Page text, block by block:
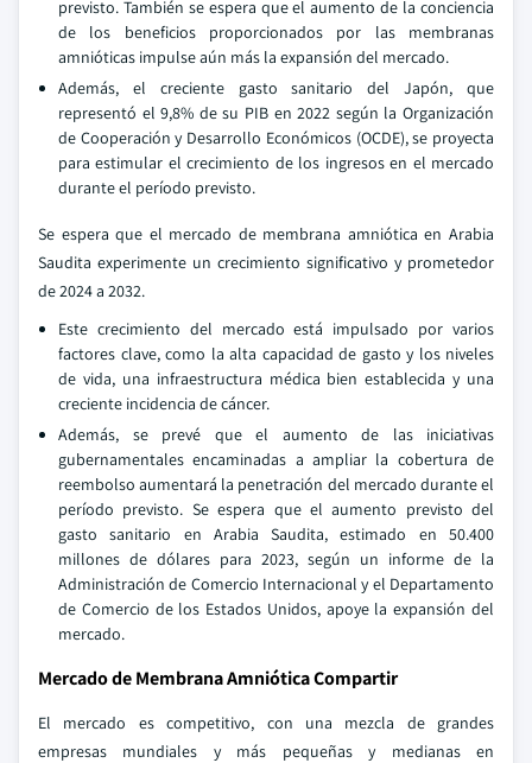
previsto. También se espera que el aumento de la conciencia
de los beneficios proporcionados por las membranas
amnióticas impulse aún más la expansión del mercado.
Además, el creciente gasto sanitario del Japón, que
representó el 9,8% de su PIB en 2022 según la Organización
de Cooperación y Desarrollo Económicos (OCDE), se proyecta
para estimular el crecimiento de los ingresos en el mercado
durante el período previsto.
Se espera que el mercado de membrana amniótica en Arabia
Saudita experimente un crecimiento significativo y prometedor
de 2024 a 2032.
Este crecimiento del mercado está impulsado por varios
factores clave, como la alta capacidad de gasto y los niveles
de vida, una infraestructura médica bien establecida y una
creciente incidencia de cáncer.
Además, se prevé que el aumento de las iniciativas
gubernamentales encaminadas a ampliar la cobertura de
reembolso aumentará la penetración del mercado durante el
período previsto. Se espera que el aumento previsto del
gasto sanitario en Arabia Saudita, estimado en 50.400
millones de dólares para 2023, según un informe de la
Administración de Comercio Internacional y el Departamento
de Comercio de los Estados Unidos, apoye la expansión del
mercado.
Mercado de Membrana Amniótica Compartir
El mercado es competitivo, con una mezcla de grandes
empresas mundiales y más pequeñas y medianas en